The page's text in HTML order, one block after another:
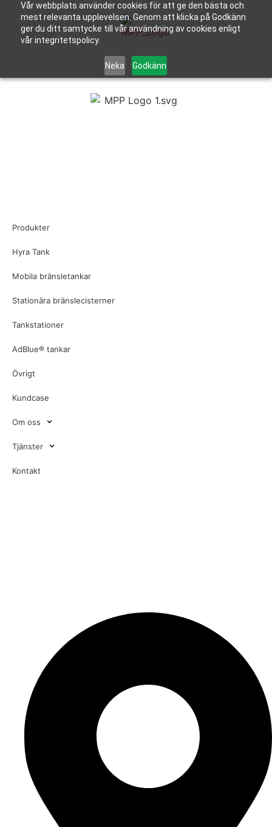
Vår webbplats använder cookies för att ge den bästa och
mest relevanta upplevelsen. Genom att klicka på Godkänn
ger du ditt samtycke till vår användning av cookies enligt
vår integritetspolicy.
Neka Godkänn
Produkter
Hyra Tank
Mobila bränsletankar
Stationära bränslecisterner
Tankstationer
AdBlue® tankar
Övrigt
Kundcase
Om oss
Tjänster
Kontakt